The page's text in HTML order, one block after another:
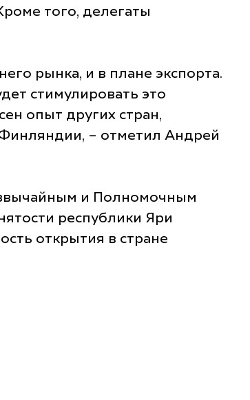
того, делегаты
рынка, и в плане экспорта.
стимулировать это
опыт других стран,
Финляндии, – отметил Андрей
и Полномочным
республики Яри
открытия в стране